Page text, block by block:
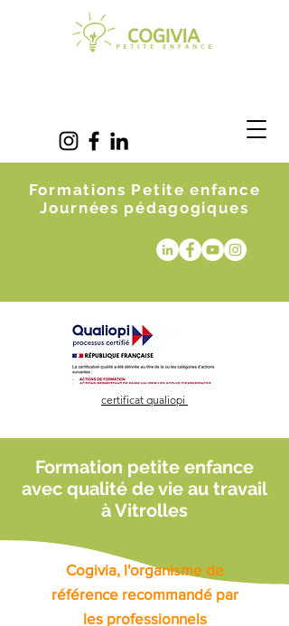
Formations Petite enfance
Journées pédagogiques
certificat qualiopi
Formation petite enfance
avec qualité de vie au travail
à Vitrolles
Cogivia, l'organisme de
référence recommandé par
les professionnels